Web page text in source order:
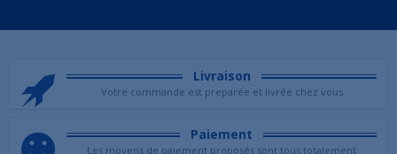
Livraison
Votre commande est preparée et livrée chez vous
Paiement
Les moyens de paiement proposés sont tous totalement